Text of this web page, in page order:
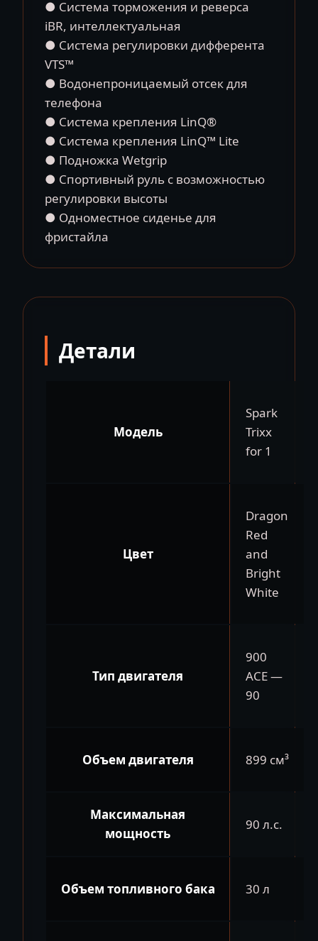
● Система торможения и реверса
iBR, интеллектуальная
● Система регулировки дифферента
VTS™
● Водонепроницаемый отсек для
телефона
● Система крепления LinQ®
● Система крепления LinQ™ Lite
● Подножка Wetgrip
● Спортивный руль с возможностью
регулировки высоты
● Одноместное сиденье для
фристайла
Детали
Модель
Spark
Trixx
for 1
Цвет
Dragon
Red
and
Bright
White
Тип двигателя
900
ACE —
90
Объем двигателя 899 см³
Максимальная
мощность
90 л.с.
Объем топливного бака 30 л